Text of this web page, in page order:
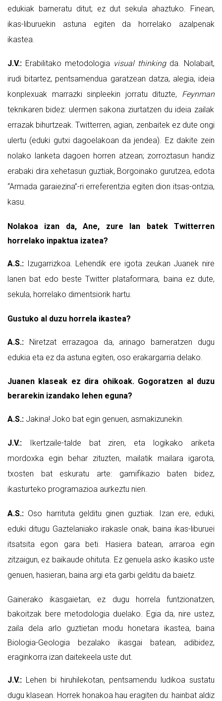
edukiak barneratu ditut; ez dut sekula ahaztuko. Finean,
ikas-liburuekin astuna egiten da horrelako azalpenak
ikastea.
J.V.: Erabilitako metodologia visual thinking da. Nolabait,
irudi bitartez, pentsamendua garatzean datza, alegia, ideia
konplexuak marrazki sinpleekin jorratu dituzte, Feynman
teknikaren bidez: ulermen sakona ziurtatzen du ideia zailak
errazak bihurtzeak. Twitterren, agian, zenbaitek ez dute ongi
ulertu (eduki gutxi dagoelakoan da jendea). Ez dakite zein
nolako lanketa dagoen horren atzean; zorroztasun handiz
erabaki dira xehetasun guztiak, Borgoinako gurutzea, edota
“Armada garaiezina”-ri erreferentzia egiten dion itsas-ontzia,
kasu.
Nolakoa izan da, Ane, zure lan batek Twitterren
horrelako inpaktua izatea?
A.S.: Izugarrizkoa. Lehendik ere igota zeukan Juanek nire
lanen bat edo beste Twitter plataformara, baina ez dute,
sekula, horrelako dimentsiorik hartu.
Gustuko al duzu horrela ikastea?
A.S.: Niretzat errazagoa da, arinago barneratzen dugu
edukia eta ez da astuna egiten, oso erakargarria delako.
Juanen klaseak ez dira ohikoak. Gogoratzen al duzu
berarekin izandako lehen eguna?
A.S.: Jakina! Joko bat egin genuen, asmakizunekin.
J.V.: Ikertzaile-talde bat ziren, eta logikako ariketa
mordoxka egin behar zituzten, mailatik mailara igarota,
txosten bat eskuratu arte: gamifikazio baten bidez,
ikasturteko programazioa aurkeztu nien.
A.S.: Oso harrituta gelditu ginen guztiak. Izan ere, eduki,
eduki ditugu Gaztelaniako irakasle onak, baina ikas-liburuei
itsatsita egon gara beti. Hasiera batean, arraroa egin
zitzaigun, ez baikaude ohituta. Ez genuela asko ikasiko uste
genuen, hasieran, baina argi eta garbi gelditu da baietz.
Gainerako ikasgaietan, ez dugu horrela funtzionatzen,
bakoitzak bere metodologia duelako. Egia da, nire ustez,
zaila dela arlo guztietan modu honetara ikastea, baina
Biologia-Geologia bezalako ikasgai batean, adibidez,
eraginkorra izan daitekeela uste dut.
J.V.: Lehen bi hiruhilekotan, pentsamendu ludikoa sustatu
dugu klasean. Horrek honakoa hau eragiten du: hainbat aldiz